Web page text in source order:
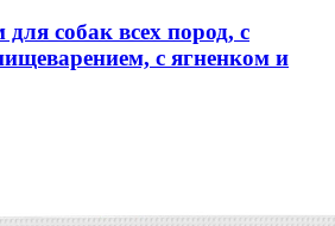
собак всех пород, с
с ягненком и